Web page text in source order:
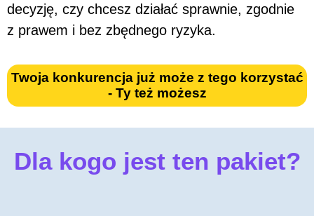
decyzję, czy chcesz działać sprawnie, zgodnie
z prawem i bez zbędnego ryzyka.
Twoja konkurencja już może z tego korzystać
- Ty też możesz
Dla kogo jest ten pakiet?